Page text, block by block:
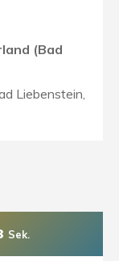
(Bad
Liebenstein,
Sek.